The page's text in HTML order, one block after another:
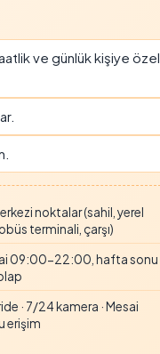
ve günlük kişiye özel
noktalar (sahil, yerel
terminali, çarşı)
09:00-22:00, hafta sonu
· 7/24 kamera · Mesai
erişim